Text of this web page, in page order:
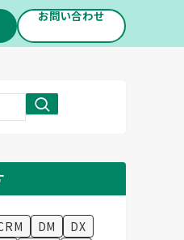
お問い合わせ
DM
DX